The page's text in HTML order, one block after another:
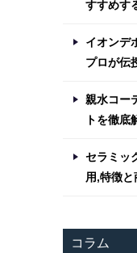
すすめす
イオンデ
プロが伝
親水コー
トを徹底
セラミッ
用,特徴
コラム